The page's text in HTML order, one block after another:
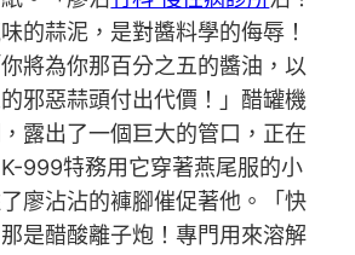
的蒜泥，是對醬料學的侮辱！
將為你那百分之五的醬油，以
邪惡蒜頭付出代價！」醋罐機
露出了一個巨大的管口，正在
999特務用它穿著燕尾服的小
廖沾沾的褲腳催促著他。「快
是醋酸離子炮！專門用來溶解